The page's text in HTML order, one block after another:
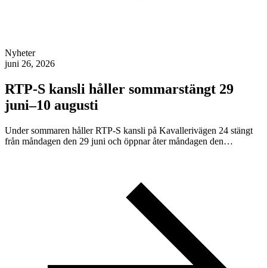
Nyheter
juni 26, 2026
RTP-S kansli håller sommarstängt 29
juni–10 augusti
Under sommaren håller RTP-S kansli på Kavallerivägen 24 stängt
från måndagen den 29 juni och öppnar åter måndagen den…